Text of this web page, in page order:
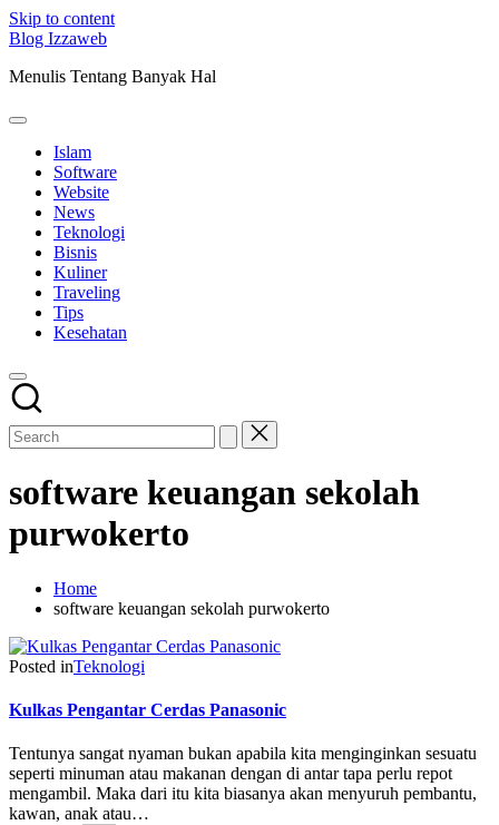
Skip to content
Blog Izzaweb
Menulis Tentang Banyak Hal
Islam
Software
Website
News
Teknologi
Bisnis
Kuliner
Traveling
Tips
Kesehatan
software keuangan sekolah
purwokerto
Home
software keuangan sekolah purwokerto
Posted inTeknologi
Kulkas Pengantar Cerdas Panasonic
Tentunya sangat nyaman bukan apabila kita menginginkan sesuatu
seperti minuman atau makanan dengan di antar tapa perlu repot
mengambil. Maka dari itu kita biasanya akan menyuruh pembantu,
kawan, anak atau…